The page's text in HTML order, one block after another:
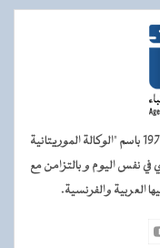
أنشئت الوكالة الموريتانية للأنباء في فاتح يوليو 1975 باسم "الوكالة الموريتانية
نفس اليوم و بالتزامن مع
والفرنسية.